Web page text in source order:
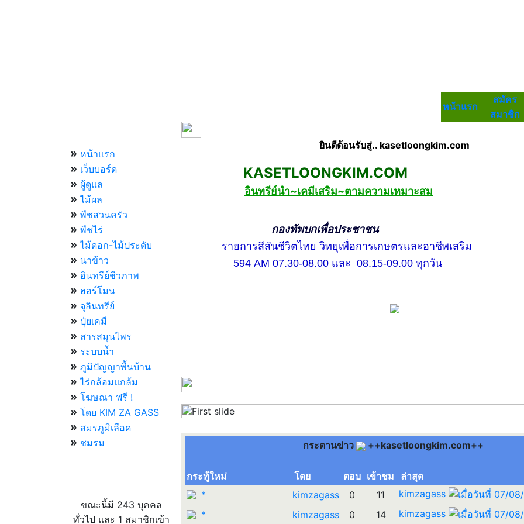
หน้าแรก
สมัคร
สมาชิก
» หน้าแรก
» เว็บบอร์ด
» ผู้ดูแล
» ไม้ผล
» พืชสวนครัว
» พืชไร่
» ไม้ดอก-ไม้ประดับ
» นาข้าว
» อินทรีย์ชีวภาพ
» ฮอร์โมน
» จุลินทรีย์
» ปุ๋ยเคมี
» สารสมุนไพร
» ระบบน้ำ
» ภูมิปัญญาพื้นบ้าน
» ไร่กล้อมแกล้ม
» โฆษณา ฟรี !
» โดย KIM ZA GASS
» สมรภูมิเลือด
» ชมรม
ขณะนี้มี 243 บุคคล
ทั่วไป และ 1 สมาชิกเข้า
ยินดีต้อนรับสู่.. kasetloongkim.com
KASETLOONGKIM.COM
อินทรีย์นำ~เคมีเสริม~ตามความเหมาะสม
กองทัพบกเพื่อประชาชน
รายการสีสันชีวิตไทย วิทยุเพื่อการเกษตรและอาชีพเสริม
594 AM 07.30-08.00 และ 08.15-09.00 ทุกวัน
Previous
กระดานข่าว ++kasetloongkim.com++
กระทู้ใหม่ โดย ตอบ เข้าชม
ล่าสุด
*
kimzagass 0 11
kimzagass
*
kimzagass 0 14 kimzagass